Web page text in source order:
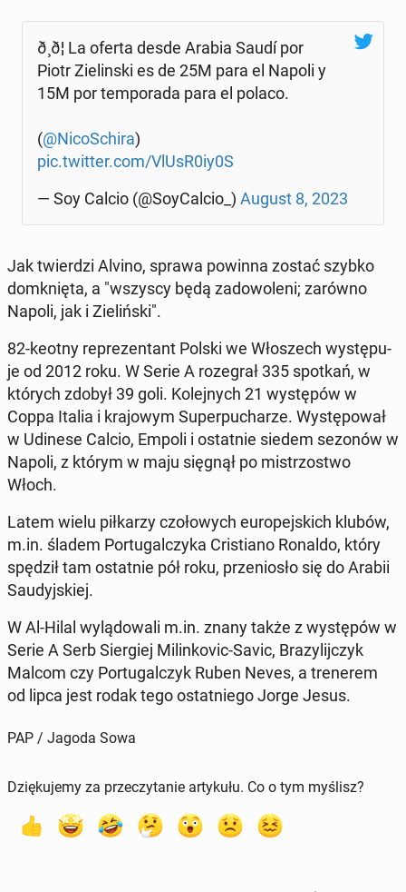
ð¸ð¦ La oferta desde Arabia Saudí por
Piotr Zie­lin­ski es de 25M para el Napoli y
15M por tem­po­ra­da para el polaco.
(@Ni­co­Schi­ra)
pic.twitter.com/VlUsR0iy0S
— Soy Calcio (@Soy­Cal­cio_) August 8, 2023
Jak twier­dzi Alvino, sprawa powinna zostać szybko
do­mknię­ta, a "wszyscy będą za­do­wo­le­ni; zarówno
Napoli, jak i Zie­liń­ski".
82-keotny re­pre­zen­tant Polski we Wło­szech wy­stę­pu­
je od 2012 roku. W Serie A ro­ze­grał 335 spotkań, w
których zdobył 39 goli. Ko­lej­nych 21 wy­stę­pów w
Coppa Italia i kra­jo­wym Su­per­pu­cha­rze. Wy­stę­po­wał
w Udinese Calcio, Empoli i ostat­nie siedem sezonów w
Napoli, z którym w maju sięgnął po mi­strzo­stwo
Włoch.
Latem wielu pił­ka­rzy czo­ło­wych eu­ro­pej­skich klubów,
m.in. śladem Por­tu­gal­czy­ka Cri­stia­no Ronaldo, który
spędził tam ostat­nie pół roku, prze­nio­sło się do Arabii
Sau­dyj­skiej.
W Al-Hilal wy­lą­do­wa­li m.in. znany także z wy­stę­pów w
Serie A Serb Sier­giej Mi­lin­ko­vic-Savic, Bra­zy­lij­czyk
Malcom czy Por­tu­gal­czyk Ruben Neves, a tre­ne­rem
od lipca jest rodak tego ostat­nie­go Jorge Jesus.
PAP / Jagoda Sowa
Dziękujemy za przeczytanie artykułu. Co o tym myślisz?